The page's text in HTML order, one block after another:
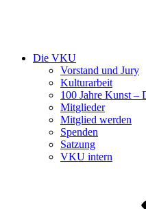
Die VKU
Vorstand und Jury
Kulturarbeit
100 Jahre Kunst
Mitglieder
Mitglied werden
Spenden
Satzung
VKU intern